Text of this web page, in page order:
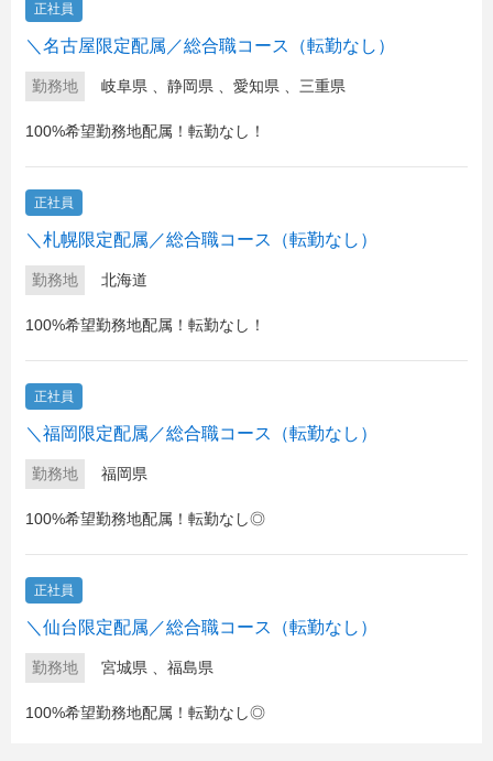
正社員
＼名古屋限定配属／総合職コース（転勤なし）
勤務地 岐阜県 静岡県 愛知県 三重県
100%希望勤務地配属！転勤なし！
正社員
＼札幌限定配属／総合職コース（転勤なし）
勤務地 北海道
100%希望勤務地配属！転勤なし！
正社員
＼福岡限定配属／総合職コース（転勤なし）
勤務地 福岡県
100%希望勤務地配属！転勤なし◎
正社員
＼仙台限定配属／総合職コース（転勤なし）
勤務地 宮城県 福島県
100%希望勤務地配属！転勤なし◎